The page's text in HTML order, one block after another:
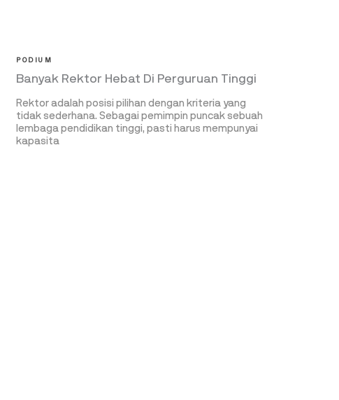
PODIUM
Banyak Rektor Hebat Di Perguruan Tinggi
Rektor adalah posisi pilihan dengan kriteria yang
tidak sederhana. Sebagai pemimpin puncak sebuah
lembaga pendidikan tinggi, pasti harus mempunyai
kapasita